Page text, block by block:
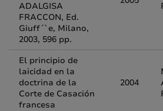
ADALGISA
FRACCON, Ed.
Giuff´`e, Milano,
2003, 596 pp.
El principio de
laicidad en la
doctrina de la
Corte de Casación
francesa
2004